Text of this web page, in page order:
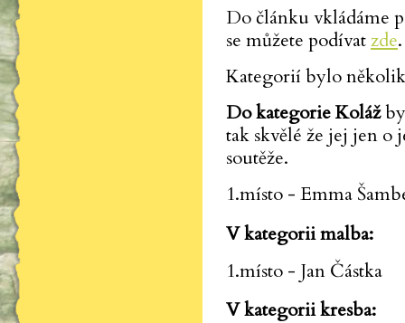
Do článku vkládáme
se můžete podívatzde
Kategorií bylo
Do kategorie Koláž
tak skvělé že jej jen o
soutěže.
1.místo - Emma
V kategorii malba:
1.místo - Jan Částka
V kategorii kresba: